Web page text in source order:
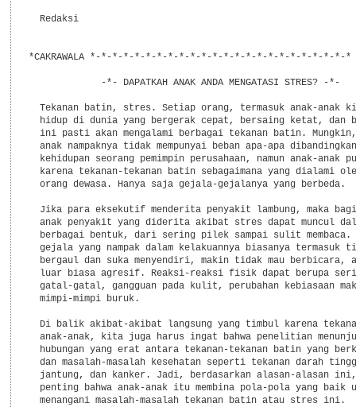
  Redaksi
*CAKRAWALA *-*-*-*-*-*-*-*-*-*-*-*-*-*-*-*-*-*-*-*-*-*-*-*
             -*- DAPATKAH ANAK ANDA MENGATASI STRES? -*-
Tekanan batin, stres. Setiap orang, termasuk anak-anak
hidup di dunia yang bergerak cepat, bersaing ketat, dan
ini pasti akan mengalami berbagai tekanan batin.
anak nampaknya tidak mempunyai beban apa-apa
kehidupan seorang pemimpin perusahaan, namun anak-anak
karena tekanan-tekanan batin sebagaimana yang dialami
  orang dewasa. Hanya saja gejala-gejalanya yang berbeda.
Jika para eksekutif menderita penyakit lambung, maka
anak penyakit yang diderita akibat stres dapat muncul
berbagai bentuk, dari sering pilek sampai sulit membaca.
gejala yang nampak dalam kelakuannya biasanya termasuk
bergaul dan suka menyendiri, makin tidak mau berbicara,
luar biasa agresif. Reaksi-reaksi fisik dapat berupa
gatal-gatal, gangguan pada kulit, perubahan kebiasaan
  mimpi-mimpi buruk.
Di balik akibat-akibat langsung yang timbul karena
anak-anak, kita juga harus ingat bahwa penelitian
hubungan yang erat antara tekanan-tekanan batin yang
dan masalah-masalah kesehatan seperti tekanan darah
jantung, dan kanker. Jadi, berdasarkan alasan-alasan
penting bahwa anak-anak itu membina pola-pola yang baik
  menangani masalah-masalah tekanan batin atau stres ini.